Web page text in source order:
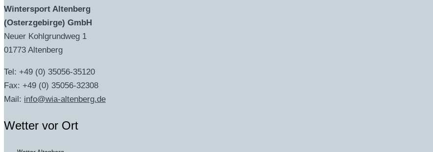
Wintersport Altenberg
(Osterzgebirge) GmbH
Neuer Kohlgrundweg 1
01773 Altenberg
Tel: +49 (0) 35056-35120
Fax: +49 (0) 35056-32308
Mail: info@wia-altenberg.de
Wetter vor Ort